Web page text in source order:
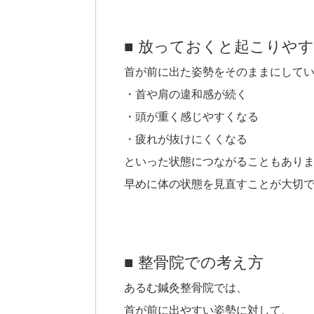
■ 放っておくと起こりや
首が前に出た姿勢をそのままにしてい
・首や肩の違和感が続く
・頭が重く感じやすくなる
・疲れが抜けにくくなる
といった状態につながることもありま
早めに体の状態を見直すことが大切で
■ 整骨院での考え方
あるむ鍼灸整骨院では、
首が前に出やすい姿勢に対して、